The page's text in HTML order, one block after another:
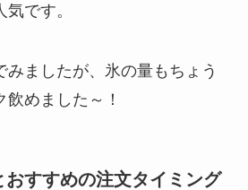
です。
みましたが、氷の量もちょう
めました～！
すすめの注文タイミング